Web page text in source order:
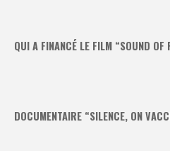
QUI A FINANCÉ LE FILM “SOUND OF
DOCUMENTAIRE “SILENCE, ON